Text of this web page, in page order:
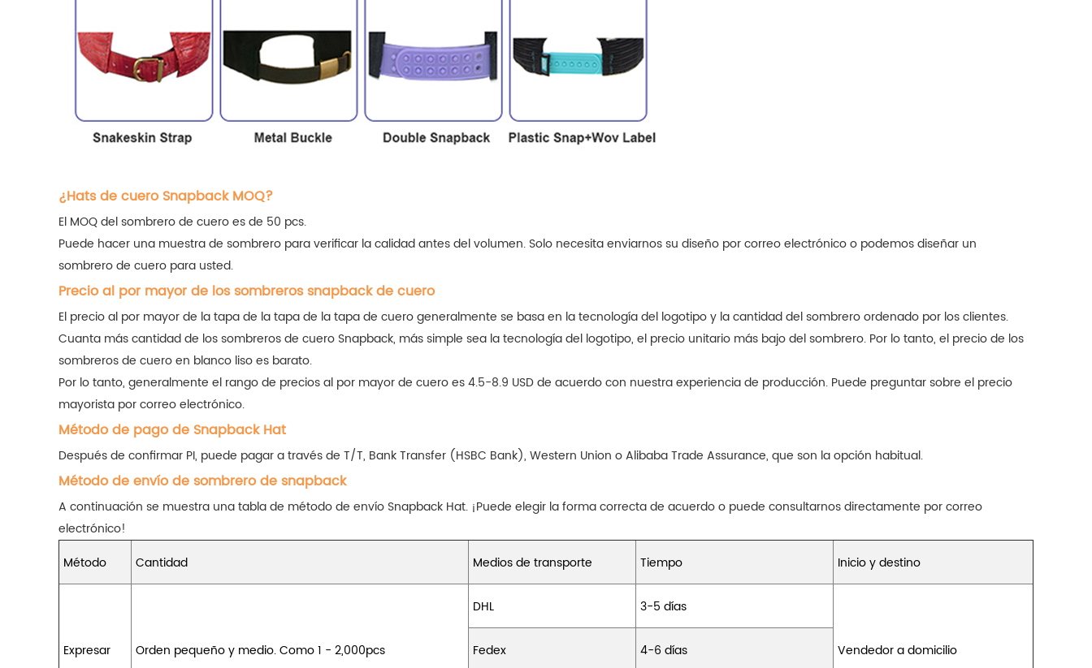
¿Hats de cuero Snapback MOQ?
El MOQ del sombrero de cuero es de 50 pcs.
Puede hacer una muestra de sombrero para verificar la calidad antes del volumen. Solo necesita enviarnos su diseño por correo electrónico o podemos diseñar un
sombrero de cuero para usted.
Precio al por mayor de los sombreros snapback de cuero
El precio al por mayor de la tapa de la tapa de la tapa de cuero generalmente se basa en la tecnología del logotipo y la cantidad del sombrero ordenado por los clientes.
Cuanta más cantidad de los sombreros de cuero Snapback, más simple sea la tecnología del logotipo, el precio unitario más bajo del sombrero. Por lo tanto, el precio de los
sombreros de cuero en blanco liso es barato.
Por lo tanto, generalmente el rango de precios al por mayor de cuero es 4.5-8.9 USD de acuerdo con nuestra experiencia de producción. Puede preguntar sobre el precio
mayorista por correo electrónico.
Método de pago de Snapback Hat
Después de confirmar PI, puede pagar a través de T/T, Bank Transfer (HSBC Bank), Western Union o Alibaba Trade Assurance, que son la opción habitual.
Método de envío de sombrero de snapback
A continuación se muestra una tabla de método de envío Snapback Hat. ¡Puede elegir la forma correcta de acuerdo o puede consultarnos directamente por correo
electrónico!
Método
Cantidad Medios de transporte Tiempo Inicio y destino
Expresar Orden pequeño y medio. Como 1 - 2,000pcs
DHL 3-5 días
Vendedor a domicilio
Fedex 4-6 días